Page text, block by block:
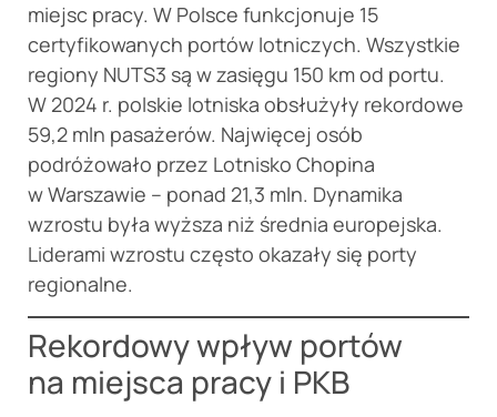
miejsc pracy. W Polsce funkcjonuje 15
certyfikowanych portów lotniczych. Wszystkie
regiony NUTS3 są w zasięgu 150 km od portu.
W 2024 r. polskie lotniska obsłużyły rekordowe
59,2 mln pasażerów. Najwięcej osób
podróżowało przez Lotnisko Chopina
w Warszawie – ponad 21,3 mln. Dynamika
wzrostu była wyższa niż średnia europejska.
Liderami wzrostu często okazały się porty
regionalne.
Rekordowy wpływ portów
na miejsca pracy i PKB